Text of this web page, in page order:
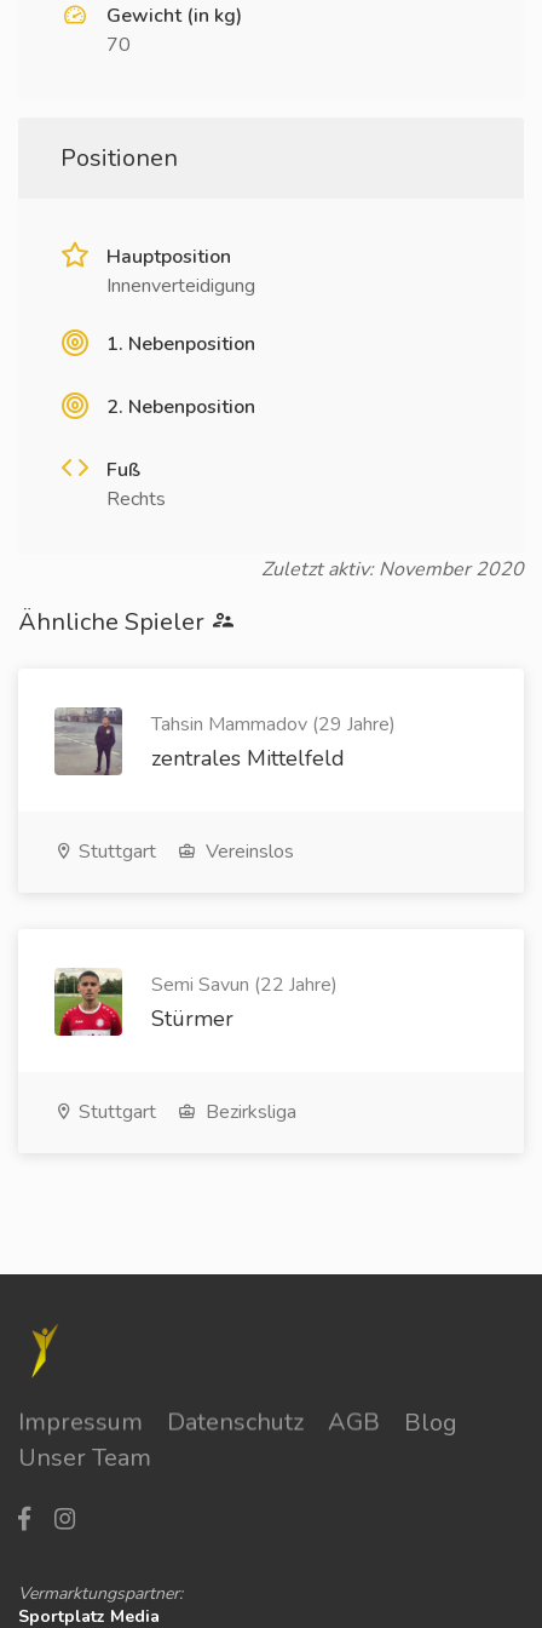
Gewicht (in kg)
70
Positionen
Hauptposition
Innenverteidigung
1. Nebenposition
2. Nebenposition
Fuß
Rechts
Zuletzt aktiv: November 2020
Ähnliche Spieler
Tahsin Mammadov (29 Jahre)
zentrales Mittelfeld
Stuttgart Vereinslos
Semi Savun (22 Jahre)
Stürmer
Stuttgart Bezirksliga
Impressum Datenschutz AGB
Blog
Unser Team
Vermarktungspartner:
Sportplatz Media